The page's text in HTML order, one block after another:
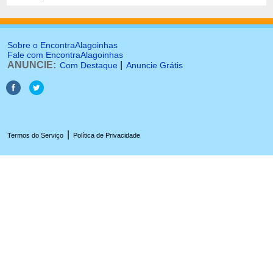
Sobre o EncontraAlagoinhas
Fale com EncontraAlagoinhas
ANUNCIE: Com Destaque Anuncie Grátis
Termos do Serviço Política de Privacidade